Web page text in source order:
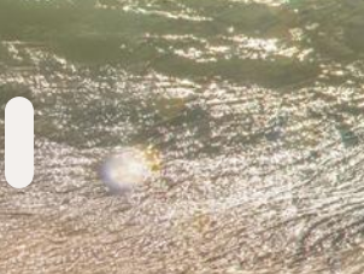
Bestemming
Kies bestemming
Wanneer
Vertrekdatum
Hoelang
Duur toevoegen
Reizigers
2 personen , 1